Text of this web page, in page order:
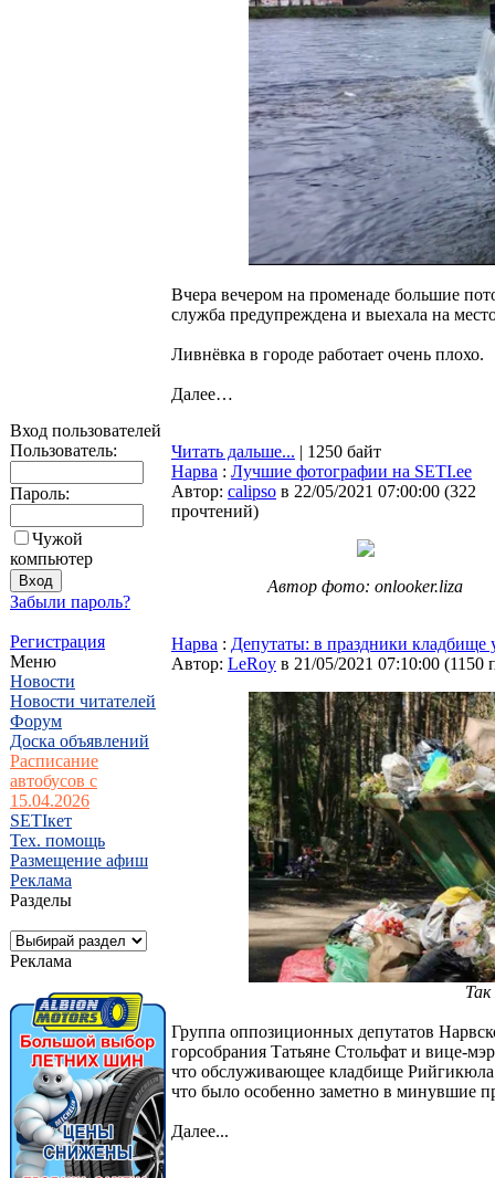
Вход пользователей
Пользователь:
Пароль:
Чужой
компьютер
Забыли пароль?
Регистрация
Меню
Новости
Новости читателей
Форум
Доска объявлений
Расписание
автобусов с
15.04.2026
SETIкет
Тех. помощь
Размещение афиш
Реклама
Разделы
Реклама
Вчера вечером на променаде большие
служба предупреждена и выехала на
Ливнёвка в городе работает очень плохо.
Далее…
Читать дальше... | 1250 байт
Нарва : Лучшие фотографии на SETI.ee
Автор: calipso в 22/05/2021 07:00:00 (322
прочтений)
Автор фото: onlooker.liza
Нарва : Депутаты: в праздники кладбище
Автор: LeRoy в 21/05/2021 07:10:00 (1150
Группа оппозиционных депутатов
горсобрания Татьяне Стольфат и вице-
что обслуживающее кладбище Рийгикюла
что было особенно заметно в минувшие
Далее...